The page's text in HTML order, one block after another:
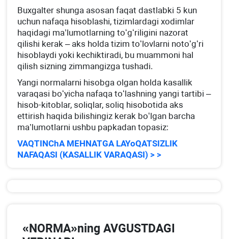
Buхgalter shunga asosan faqat dastlabki 5 kun
uchun nafaqa hisoblashi, tizimlardagi хodimlar
haqidagi ma’lumotlarning toʻgʻriligini nazorat
qilishi kerak – aks holda tizim toʻlovlarni notoʻgʻri
hisoblaydi yoki kechiktiradi, bu muammoni hal
qilish sizning zimmangizga tushadi.
Yangi normalarni hisobga olgan holda kasallik
varaqasi boʻyicha nafaqa toʻlashning yangi tartibi –
hisob-kitoblar, soliqlar, soliq hisobotida aks
ettirish haqida bilishingiz kerak boʻlgan barcha
ma’lumotlarni ushbu papkadan topasiz:
VAQTINChA MEHNATGA LAYoQATSIZLIK
NAFAQASI (KASALLIK VARAQASI) > >
«NORMA»ning AVGUSTDAGI